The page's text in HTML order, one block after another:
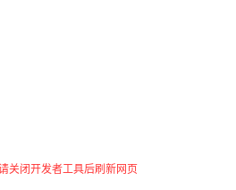
关闭开发者工具后刷新网页